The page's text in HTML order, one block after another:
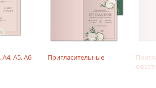
А4, А5, А6
Пригласительные